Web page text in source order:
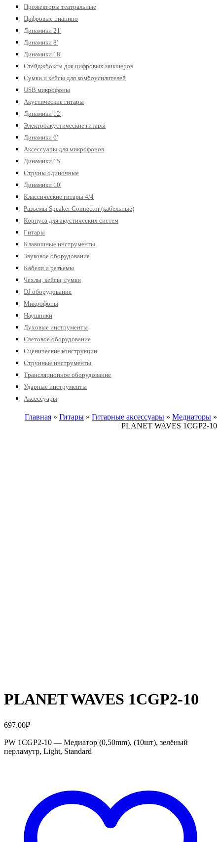
Прожекторы театральные
Цифровые пианино
Динамики 21'
Динамики 8'
Динамики 18'
Стейджбоксы для цифровых микшеров
Сумки и кейсы для комбоусилителей
USB микрофоны
Акустические гитары
Динамики 12'
Электроакустические гитары
Динамики 6'
Аксессуары для микрофонов
Динамики 15'
Струны одиночные
Динамики 10'
Классические гитары 4/4
Разъемы Speaker Connector (кабельные)
Корпуса для акустических систем
Гитары
Клавишные инструменты
Звуковое оборудование
Кабели и разъемы
Чехлы, кейсы, сумки
DJ оборудование
Микрофоны
Наушники
Духовые инструменты
Световое оборудование
Сценические конструкции
Струнные инструменты
Трансляционное оборудование
Ударные инструменты
Аксессуары
Главная » Гитары » Гитарные аксессуары » Медиаторы »
PLANET WAVES 1CGP2-10
PLANET WAVES 1CGP2-10
697.00₽
PW 1CGP2-10 — Медиатор (0,50mm), (10шт), зелёный
перламутр, Light, Standard